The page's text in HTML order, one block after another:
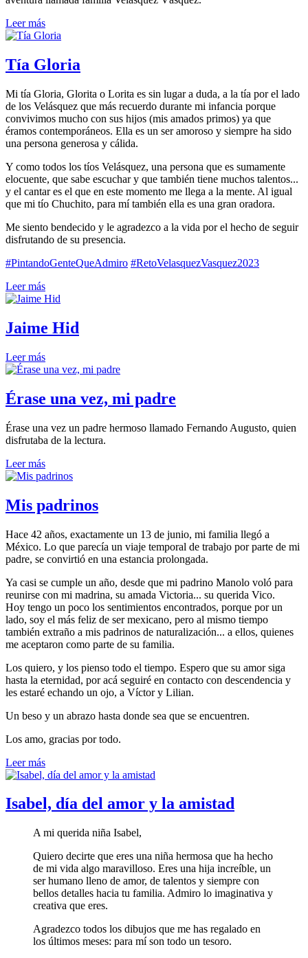
Leer más
Tía Gloria
Mi tía Gloria, Glorita o Lorita es sin lugar a duda, a la tía por el lado
de los Velásquez que más recuerdo durante mi infancia porque
convivimos mucho con sus hijos (mis amados primos) ya que
éramos contemporáneos. Ella es un ser amoroso y siempre ha sido
una persona generosa y cálida.
Y como todos los tíos Velásquez, una persona que es sumamente
elocuente, que sabe escuchar y que también tiene muchos talentos...
y el cantar es el que en este momento me llega a la mente. Al igual
que mi tío Chuchito, para mí también ella es una gran oradora.
Me siento bendecido y le agradezco a la vida por el hecho de seguir
disfrutando de su presencia.
#PintandoGenteQueAdmiro #RetoVelasquezVasquez2023
Leer más
Jaime Hid
Leer más
Érase una vez, mi padre
Érase una vez un padre hermoso llamado Fernando Augusto, quien
disfrutaba de la lectura.
Leer más
Mis padrinos
Hace 42 años, exactamente un 13 de junio, mi familia llegó a
México. Lo que parecía un viaje temporal de trabajo por parte de mi
padre, se convirtió en una estancia prolongada.
Ya casi se cumple un año, desde que mi padrino Manolo voló para
reunirse con mi madrina, su amada Victoria... su querida Vico.
Hoy tengo un poco los sentimientos encontrados, porque por un
lado, soy el más feliz de ser mexicano, pero al mismo tiempo
también extraño a mis padrinos de naturalización... a ellos, quienes
me aceptaron como parte de su familia.
Los quiero, y los pienso todo el tiempo. Espero que su amor siga
hasta la eternidad, por acá seguiré en contacto con descendencia y
les estaré echando un ojo, a Víctor y Lilian.
Un beso y un abrazo hasta donde sea que se encuentren.
Los amo, gracias por todo.
Leer más
Isabel, día del amor y la amistad
A mi querida niña Isabel,
Quiero decirte que eres una niña hermosa que ha hecho
de mi vida algo maravilloso. Eres una hija increíble, un
ser humano lleno de amor, de talentos y siempre con
bellos detalles hacia tu familia. Admiro lo imaginativa y
creativa que eres.
Agradezco todos los dibujos que me has regalado en
los últimos meses: para mí son todo un tesoro.